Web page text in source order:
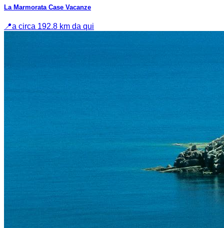
La Marmorata Case Vacanze
📍a circa 192.8 km da qui